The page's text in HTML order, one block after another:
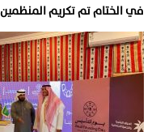
في الختام تم تكريم